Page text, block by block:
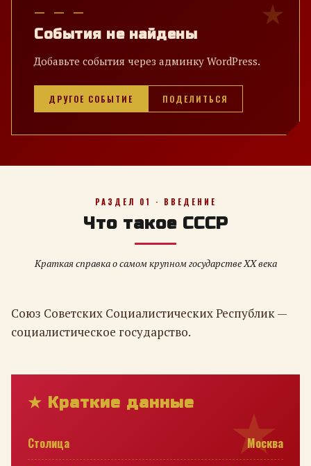
— — —
События не найдены
Добавьте события через админку WordPress.
ДРУГОЕ СОБЫТИЕ ПОДЕЛИТЬСЯ
РАЗДЕЛ 01 · ВВЕДЕНИЕ
Что такое СССР
Краткая справка о самом крупном государстве XX века
Союз Советских Социалистических Республик —
социалистическое государство.
★ Краткие данные
Столица
Москва